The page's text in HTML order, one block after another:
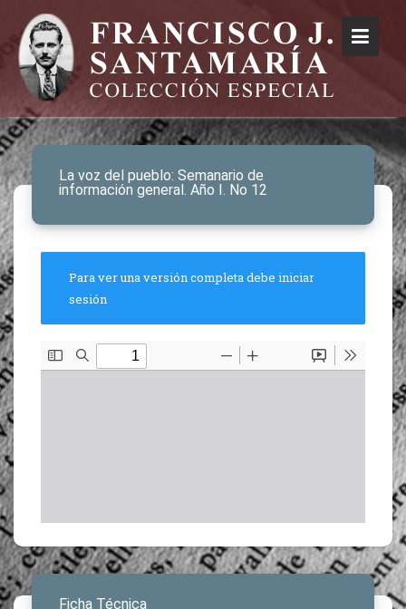
La voz del pueblo: Semanario de
información general. Año I. No 12
Para ver una versión completa debe iniciar
sesión
Ficha Técnica